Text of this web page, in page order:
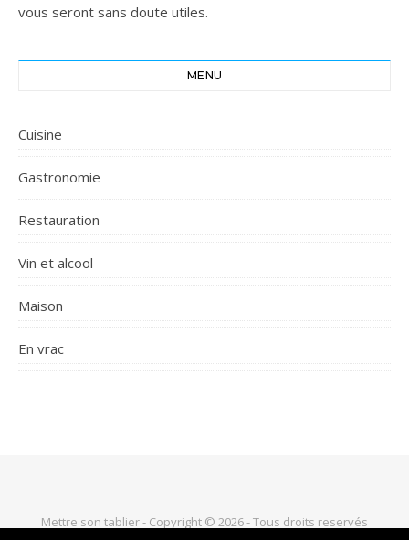
vous seront sans doute utiles.
MENU
Cuisine
Gastronomie
Restauration
Vin et alcool
Maison
En vrac
Mettre son tablier - Copyright © 2026 - Tous droits reservés